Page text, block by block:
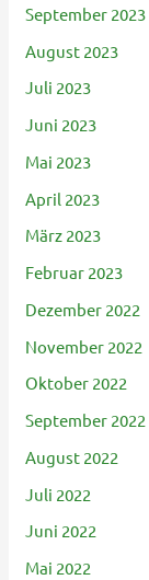
September 2023
August 2023
Juli 2023
Juni 2023
Mai 2023
April 2023
März 2023
Februar 2023
Dezember 2022
November 2022
Oktober 2022
September 2022
August 2022
Juli 2022
Juni 2022
Mai 2022